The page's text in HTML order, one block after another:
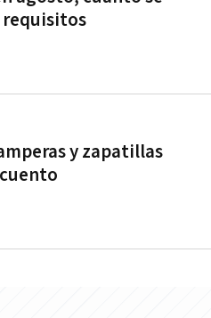
requisitos
y zapatillas